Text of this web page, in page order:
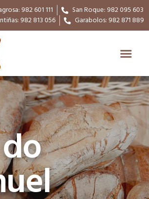
982 601 111
San Roque: 982 095 603
982 813 056
Garabolos: 982 871 889